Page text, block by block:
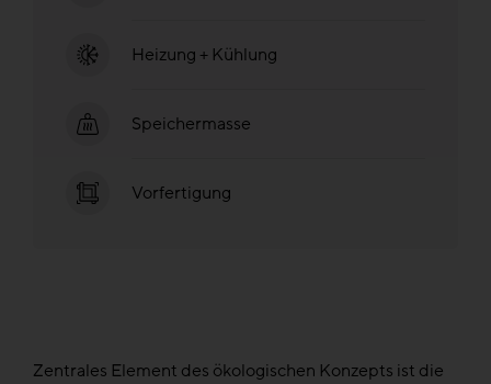
Heizung + Kühlung
Speichermasse
Vorfertigung
Zentrales Element des ökologischen Konzepts ist die